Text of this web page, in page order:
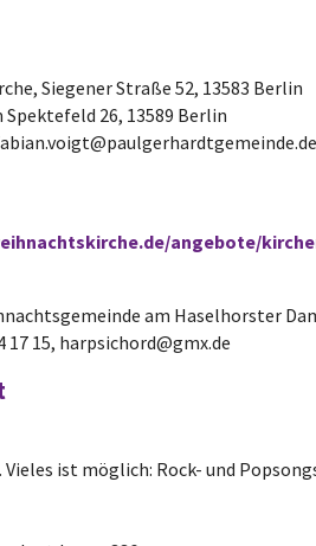
Siegener Straße 52, 13583 Berlin
26, 13589 Berlin
angebote/
am Haselhorster
15, harpsichord@gmx.de
ist möglich: Rock- und